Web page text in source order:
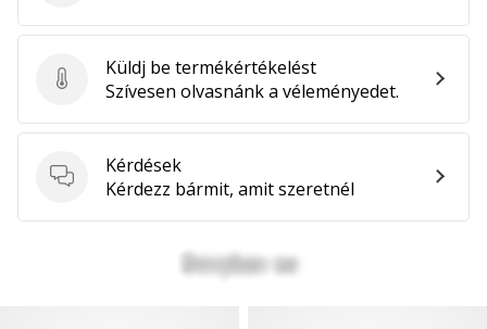
Küldj be termékértékelést
Küldj be termékértékelést
Szívesen olvasnánk a véleményedet.
Kérdések
Kérdések
Kérdezz bármit, amit szeretnél